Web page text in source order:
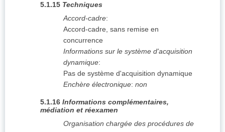
5.1.15 Techniques
Accord-cadre:
Accord-cadre, sans remise en
concurrence
Informations sur le système d'acquisition
dynamique:
Pas de système d'acquisition dynamique
Enchère électronique: non
5.1.16 Informations complémentaires,
médiation et réexamen
Organisation chargée des procédures de